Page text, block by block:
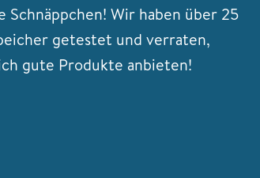
Wir haben über 25
getestet und verraten,
gute Produkte anbieten!